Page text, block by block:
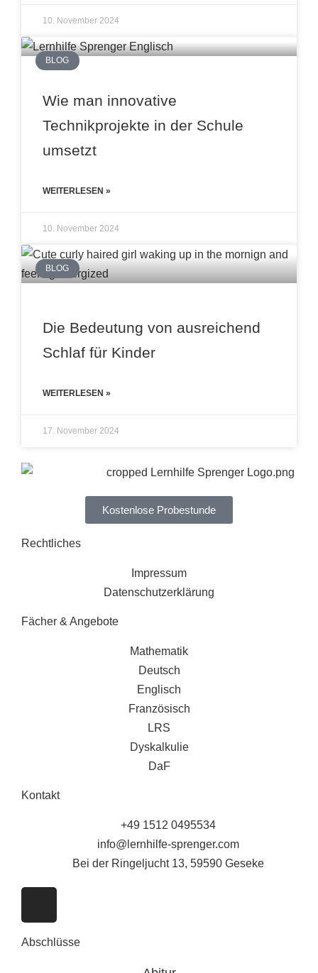
10. November 2024
BLOG
Wie man innovative
Technikprojekte in der Schule
umsetzt
WEITERLESEN »
10. November 2024
BLOG
Die Bedeutung von ausreichend
Schlaf für Kinder
WEITERLESEN »
17. November 2024
Kostenlose Probestunde
Rechtliches
Impressum
Datenschutzerklärung
Fächer & Angebote
Mathematik
Deutsch
Englisch
Französisch
LRS
Dyskalkulie
DaF
Kontakt
+49 1512 0495534
info@lernhilfe-sprenger.com
Bei der Ringeljucht 13, 59590 Geseke
Abschlüsse